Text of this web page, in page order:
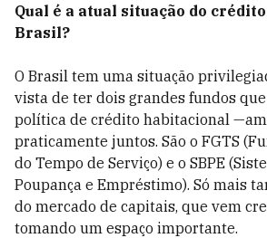
Qual é a atual situação do
Brasil?
O Brasil tem uma situação
vista de ter dois grandes fundos
política de crédito habitacional —a
praticamente juntos. São o FGTS
do Tempo de Serviço) e o SBPE
Poupança e Empréstimo). Só mais
do mercado de capitais, que vem
tomando um espaço importante.